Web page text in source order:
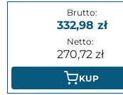
332,98
270,72
KUP